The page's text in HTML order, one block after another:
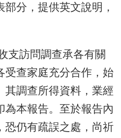
分，提供英文說明，
支訪問調查承各有關
受查家庭充分合作，始
其調查所得資料，業經
為本報告。至於報告內
恐仍有疏誤之處，尚祈